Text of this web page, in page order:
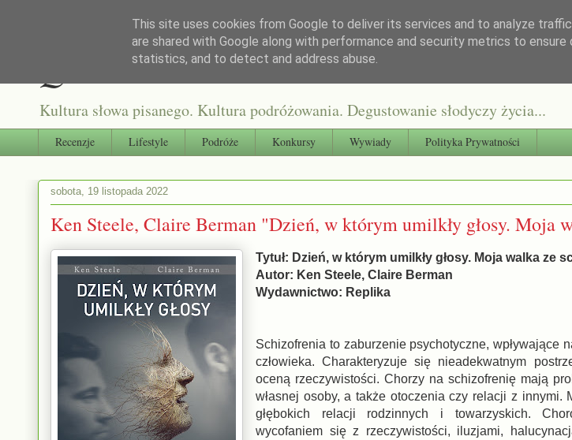
Qultura słowa
Kultura słowa pisanego. Kultura podróżowania. Degustowanie słodyczy życia...
Recenzje Lifestyle Podróże Konkursy Wywiady Polityka Prywatności
sobota, 19 listopada 2022
Ken Steele, Claire Berman "Dzień, w którym umilkły głosy. Moja
Tytuł: Dzień, w którym umilkły głosy. Moja walka ze
Autor: Ken Steele, Claire Berman
Wydawnictwo: Replika
Schizofrenia to zaburzenie psychotyczne, wpływające
człowieka. Charakteryzuje się nieadekwatnym
oceną rzeczywistości. Chorzy na schizofrenię mają
własnej osoby, a także otoczenia czy relacji z innymi.
głębokich relacji rodzinnych i towarzyskich.
wycofaniem się z rzeczywistości, iluzjami,
This site uses cookies from Google to deliver its services and to analyze
are shared with Google along with performance and security metrics to
statistics, and to detect and address abuse.